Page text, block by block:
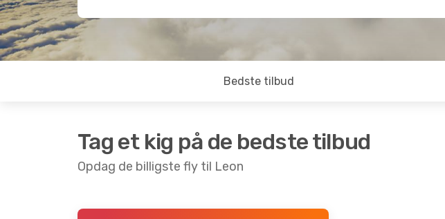
Bedste tilbud
Tag et kig på de bedste tilbud
Opdag de billigste fly til Leon